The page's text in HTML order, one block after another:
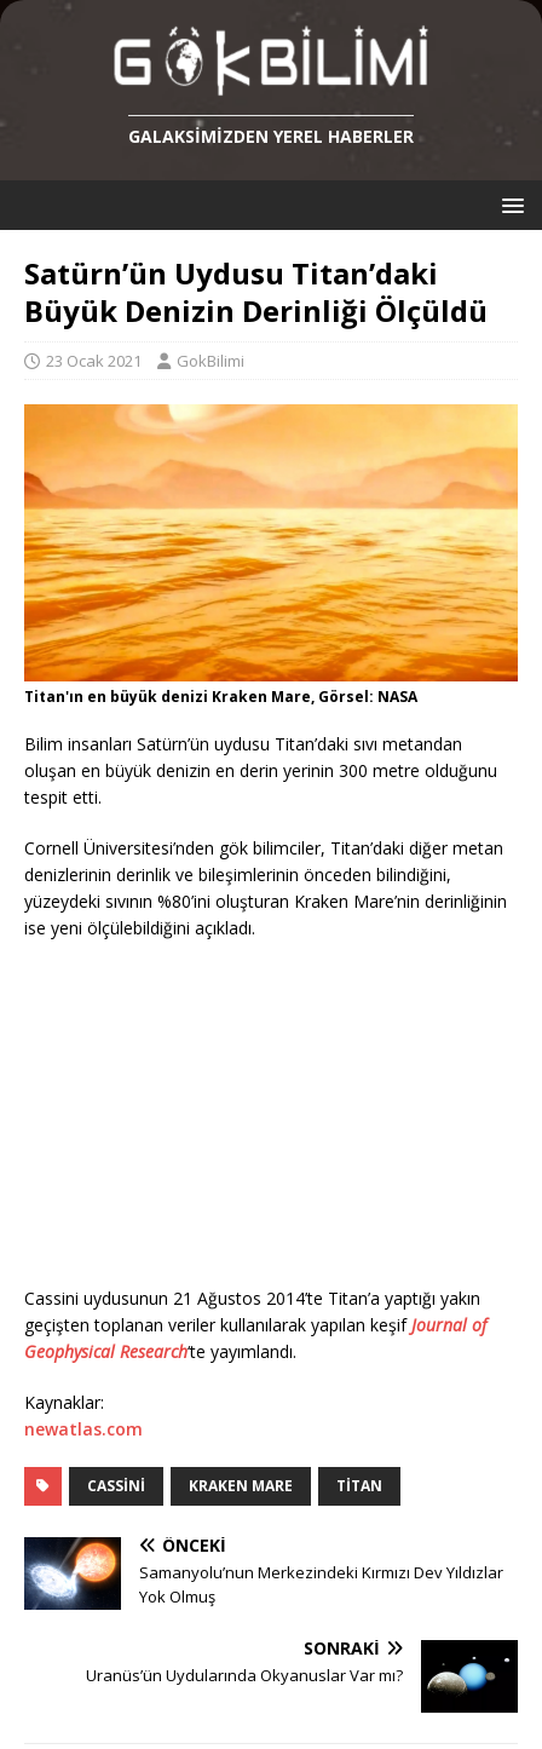
GALAKSIMIZDEN YEREL HABERLER
Satürn’ün Uydusu Titan’daki
Büyük Denizin Derinliği Ölçüldü
23 Ocak 2021 GokBilimi
Titan'ın en büyük denizi Kraken Mare, Görsel: NASA
Bilim insanları Satürn’ün uydusu Titan’daki sıvı metandan
oluşan en büyük denizin en derin yerinin 300 metre olduğunu
tespit etti.
Cornell Üniversitesi’nden gök bilimciler, Titan’daki diğer metan
denizlerinin derinlik ve bileşimlerinin önceden bilindiğini,
yüzeydeki sıvının %80’ini oluşturan Kraken Mare’nin derinliğinin
ise yeni ölçülebildiğini açıkladı.
Cassini uydusunun 21 Ağustos 2014’te Titan’a yaptığı yakın
geçişten toplanan veriler kullanılarak yapılan keşifJournal of
Geophysical Research‘te yayımlandı.
Kaynaklar:
newatlas.com
CASSINI KRAKEN MARE TITAN
ÖNCEKI
Samanyolu’nun Merkezindeki Kırmızı Dev Yıldızlar
Yok Olmuş
SONRAKI
Uranüs’ün Uydularında Okyanuslar Var mı?